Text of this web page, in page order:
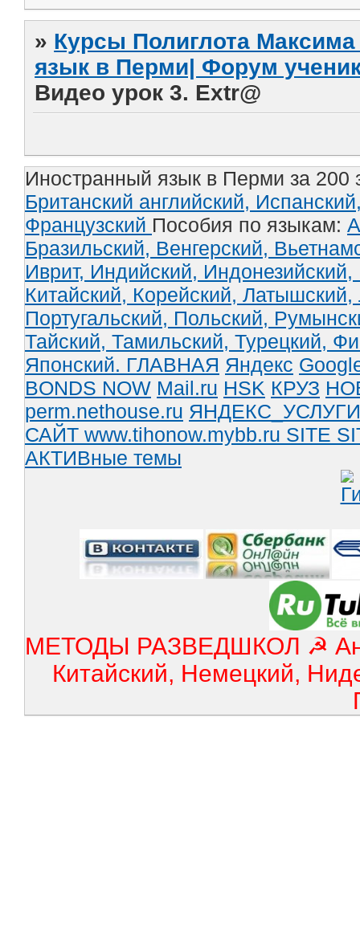
» Курсы Полиглота
язык в Перми| Форум
Видео урок 3. Extr@
Иностранный язык в Перми за 200
Британский английский,
Французский Пособия по языкам:
Бразильский, Венгерский,
Иврит, Индийский, Индонезийский,
Китайский, Корейский, Латышский,
Португальский, Польский,
Тайский, Тамильский, Турецкий,
Японский. ГЛАВНАЯ Яндекс
BONDS NOW Mail.ru HSK КРУЗ
perm.nethouse.ru ЯНДЕКС_УСЛУГИ
САЙТ www.tihonow.mybb.ru SITE
АКТИВные темы
МЕТОДЫ РАЗВЕДШКОЛ ☭
Китайский, Немецкий,